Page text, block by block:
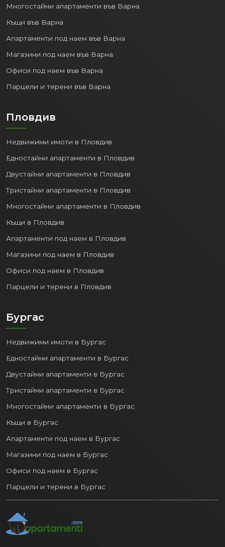
Многостайни апартаменти във Варна
Къщи във Варна
Апартаменти под наем във Варна
Магазини под наем във Варна
Офиси под наем във Варна
Парцели и терени във Варна
Пловдив
Недвижими имоти в Пловдив
Едностайни апартаменти в Пловдив
Двустайни апартаменти в Пловдив
Тристайни апартаменти в Пловдив
Многостайни апартаменти в Пловдив
Къщи в Пловдив
Апартаменти под наем в Пловдив
Магазини под наем в Пловдив
Офиси под наем в Пловдив
Парцели и терени в Пловдив
Бургас
Недвижими имоти в Бургас
Едностайни апартаменти в Бургас
Двустайни апартаменти в Бургас
Тристайни апартаменти в Бургас
Многостайни апартаменти в Бургас
Къщи в Бургас
Апартаменти под наем в Бургас
Магазини под наем в Бургас
Офиси под наем в Бургас
Парцели и терени в Бургас